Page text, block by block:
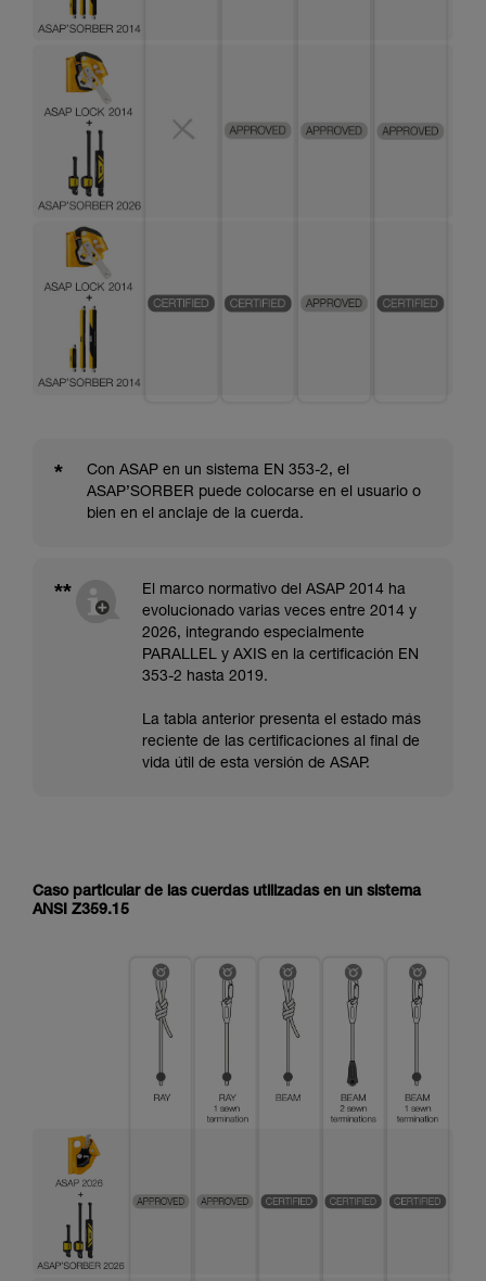
*
Con ASAP en un sistema EN 353-2, el
ASAP’SORBER puede colocarse en el usuario o
bien en el anclaje de la cuerda.
**
El marco normativo del ASAP 2014 ha
evolucionado varias veces entre 2014 y
2026, integrando especialmente
PARALLEL y AXIS en la certificación EN
353-2 hasta 2019.
La tabla anterior presenta el estado más
reciente de las certificaciones al final de
vida útil de esta versión de ASAP.
Caso particular de las cuerdas utilizadas en un sistema
ANSI Z359.15